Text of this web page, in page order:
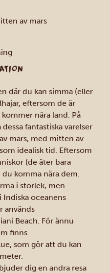
av mars
där du kan simma (eller
eftersom de är
nära land. På
fantastiska varelser
mars, med mitten av
idealisk tid. Eftersom
(de äter bara
komma nära dem.
i storlek, men
Indiska oceanens
används
Beach. För ännu
finns
som gör att du kan
dig en andra resa